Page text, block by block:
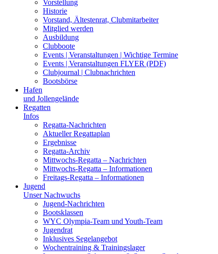
Vorstellung
Historie
Vorstand, Ältestenrat, Clubmitarbeiter
Mitglied werden
Ausbildung
Clubboote
Events | Veranstaltungen | Wichtige Termine
Events | Veranstaltungen FLYER (PDF)
Clubjournal | Clubnachrichten
Bootsbörse
Hafen
und Jollengelände
Regatten
Infos
Regatta-Nachrichten
Aktueller Regattaplan
Ergebnisse
Regatta-Archiv
Mittwochs-Regatta – Nachrichten
Mittwochs-Regatta – Informationen
Freitags-Regatta – Informationen
Jugend
Unser Nachwuchs
Jugend-Nachrichten
Bootsklassen
WYC Olympia-Team und Youth-Team
Jugendrat
Inklusives Segelangebot
Wochentraining & Trainingslager